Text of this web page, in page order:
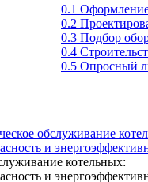
0.1
0.2
0.3 Подбор
0.4
0.5 Опросный
обслуживание
и